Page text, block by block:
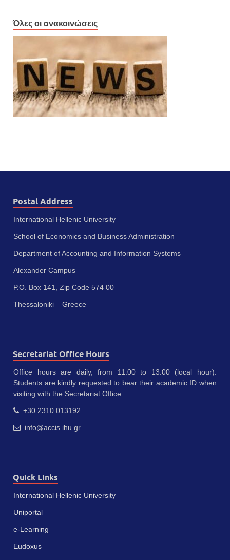
Όλες οι ανακοινώσεις
Postal Address
International Hellenic University
School of Economics and Business Administration
Department of Accounting and Information Systems
Alexander Campus
P.O. Box 141, Zip Code 574 00
Thessaloniki – Greece
Secretariat Office Hours
Office hours are daily, from 11:00 to 13:00 (local hour).
Students are kindly requested to bear their academic ID when
visiting with the Secretariat Office.
+30 2310 013192
info@accis.ihu.gr
Quick Links
International Hellenic University
Uniportal
e-Learning
Eudoxus